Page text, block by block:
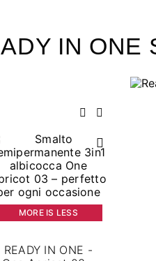
IN ONE
Precedente
Successivo
MORE IS LESS
READY IN ONE -